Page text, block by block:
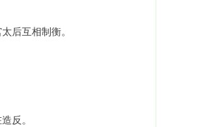
后互相制衡。
反。